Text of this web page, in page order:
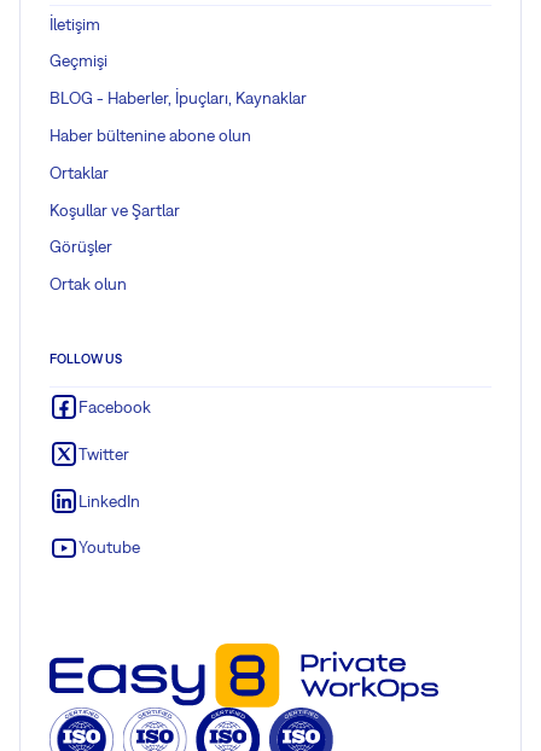
İletişim
Geçmişi
BLOG - Haberler, İpuçları, Kaynaklar
Haber bültenine abone olun
Ortaklar
Koşullar ve Şartlar
Görüşler
Ortak olun
FOLLOW US
Facebook
Twitter
LinkedIn
Youtube